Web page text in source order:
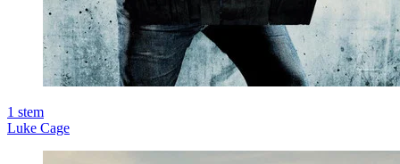
1 stem
Luke Cage